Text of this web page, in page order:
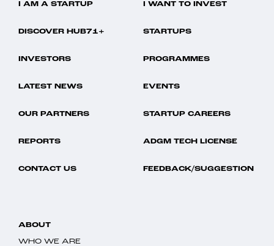
I AM A STARTUP I WANT TO INVEST
DISCOVER HUB71+ STARTUPS
INVESTORS PROGRAMMES
LATEST NEWS EVENTS
OUR PARTNERS STARTUP CAREERS
REPORTS ADGM TECH LICENSE
CONTACT US FEEDBACK/SUGGESTION
ABOUT
WHO WE ARE